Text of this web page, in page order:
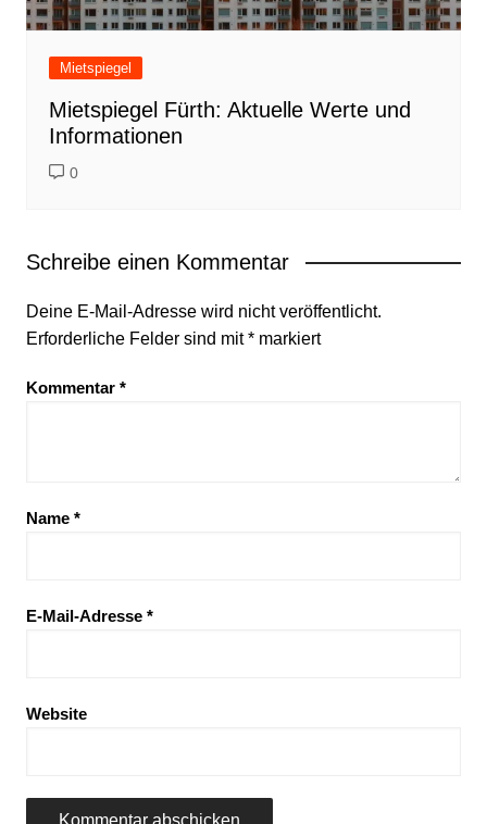
Mietspiegel
Mietspiegel Fürth: Aktuelle Werte und
Informationen
0
Schreibe einen Kommentar
Deine E-Mail-Adresse wird nicht veröffentlicht.
Erforderliche Felder sind mit*markiert
Kommentar *
Name *
E-Mail-Adresse *
Website